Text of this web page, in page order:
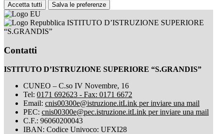
Accetta tutti Salva le preferenze
ISTITUTO D’ISTRUZIONE SUPERIORE
“S.GRANDIS”
Contatti
ISTITUTO D’ISTRUZIONE SUPERIORE “S.GRANDIS”
CUNEO – C.so IV Novembre, 16
Tel: 0171 692623 - Fax: 0171 6672
Email: cnis00300e@istruzione.itLink per inviare una mail
PEC: cnis00300e@pec.istruzione.itLink per inviare una mail
C.F.: 96060200043
IBAN: Codice Univoco: UFXI28